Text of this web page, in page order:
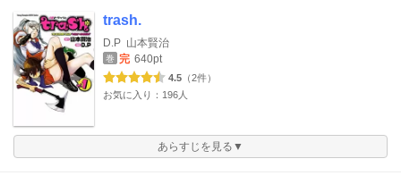
trash.
D.P 山本賢治
巻 完 640pt
4.5 （2件）
お気に入り：196人
あらすじを見る▼